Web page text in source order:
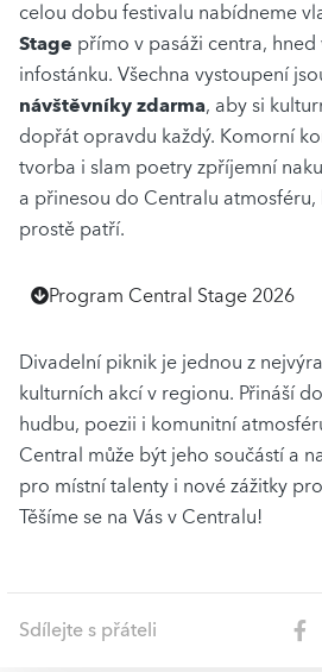
celou dobu festivalu nabídneme
Stage přímo v pasáži centra, hned
infostánku. Všechna vystoupení
návštěvníky zdarma, aby si
dopřát opravdu každý. Komorní
tvorba i slam poetry zpříjemní
a přinesou do Centralu atmosféru,
prostě patří.
Program Central Stage 2026
Divadelní piknik je jednou z
kulturních akcí v regionu. Přináší
hudbu, poezii i komunitní
Central může být jeho součástí a
pro místní talenty i nové zážitky
Těšíme se na Vás v Centralu!
Sdílejte s přáteli